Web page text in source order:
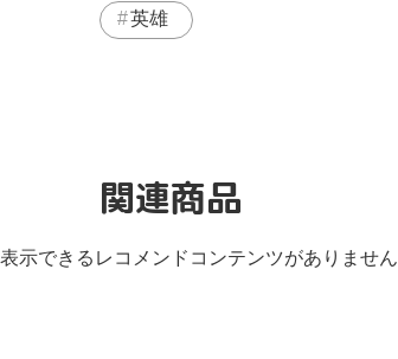
英雄
関連商品
表示できるレコメンドコンテンツがありません